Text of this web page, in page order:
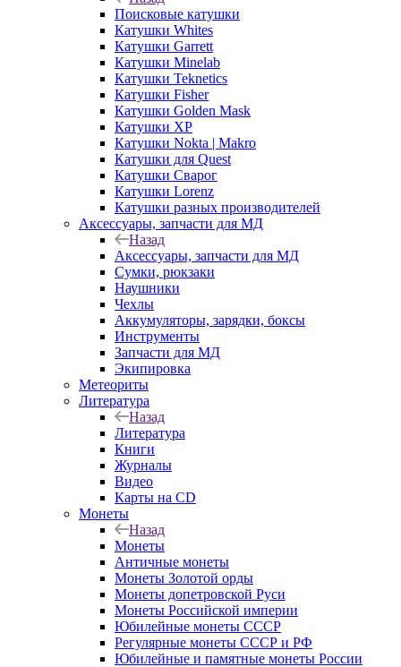
Поисковые катушки
Катушки Whites
Катушки Garrett
Катушки Minelab
Катушки Teknetics
Катушки Fisher
Катушки Golden Mask
Катушки XP
Катушки Nokta | Makro
Катушки для Quest
Катушки Сварог
Катушки Lorenz
Катушки разных производителей
Аксессуары, запчасти для МД
Назад
Аксессуары, запчасти для МД
Сумки, рюкзаки
Наушники
Чехлы
Аккумуляторы, зарядки, боксы
Инструменты
Запчасти для МД
Экипировка
Метеориты
Литература
Назад
Литература
Книги
Журналы
Видео
Карты на CD
Монеты
Назад
Монеты
Античные монеты
Монеты Золотой орды
Монеты допетровской Руси
Монеты Российской империи
Юбилейные монеты СССР
Регулярные монеты СССР и РФ
Юбилейные и памятные монеты России